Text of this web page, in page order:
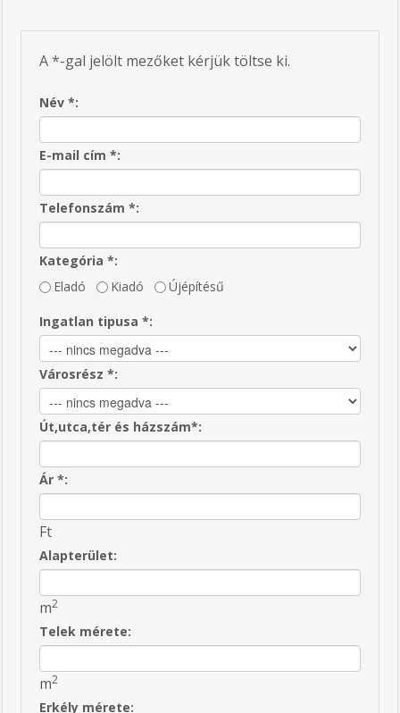
A *-gal jelölt mezőket kérjük töltse ki.
Név *:
E-mail cím *:
Telefonszám *:
Kategória *:
Eladó
Kiadó Újépítésű
Ingatlan tipusa *:
Városrész *:
Út,utca,tér és házszám*:
Ár *:
Ft
Alapterület:
m2
Telek mérete:
m2
Erkély mérete: